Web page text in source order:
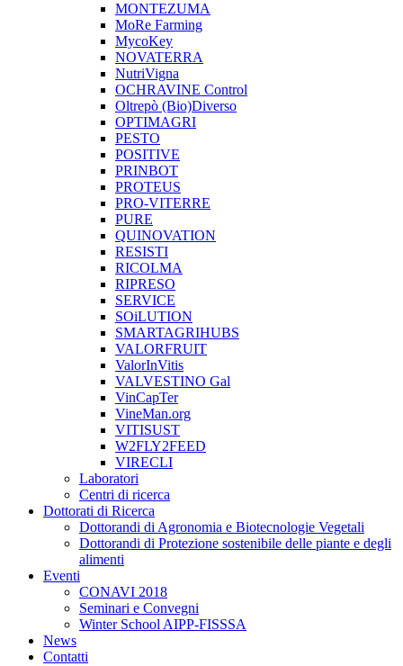
MONTEZUMA
MoRe Farming
MycoKey
NOVATERRA
NutriVigna
OCHRAVINE Control
Oltrepò (Bio)Diverso
OPTIMAGRI
PESTO
POSITIVE
PRINBOT
PROTEUS
PRO-VITERRE
PURE
QUINOVATION
RESISTI
RICOLMA
RIPRESO
SERVICE
SOiLUTION
SMARTAGRIHUBS
VALORFRUIT
ValorInVitis
VALVESTINO Gal
VinCapTer
VineMan.org
VITISUST
W2FLY2FEED
VIRECLI
Laboratori
Centri di ricerca
Dottorati di Ricerca
Dottorandi di Agronomia e Biotecnologie Vegetali
Dottorandi di Protezione sostenibile delle piante e degli
alimenti
Eventi
CONAVI 2018
Seminari e Convegni
Winter School AIPP-FISSSA
News
Contatti